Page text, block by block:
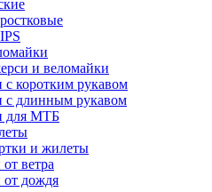
и веломайки
с коротким рукавом
с длинным рукавом
для МТБ
и жилеты
ветра
от дождя